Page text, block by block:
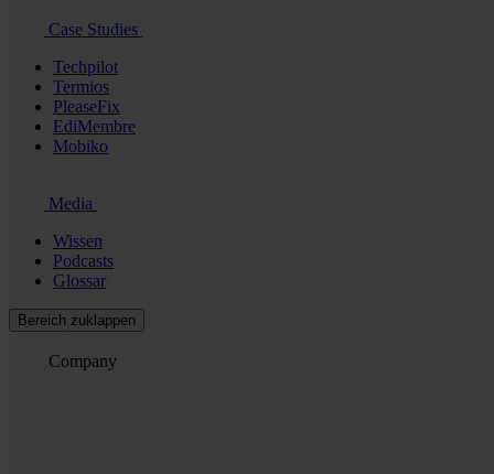
Case Studies
Techpilot
Termios
PleaseFix
EdiMembre
Mobiko
Media
Wissen
Podcasts
Glossar
Bereich zuklappen
Company